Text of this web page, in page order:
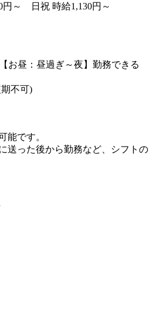
～ 日祝 時給1,130円～
お昼：昼過ぎ～夜】勤務できる
不可)
能です。
送った後から勤務など、シフトの